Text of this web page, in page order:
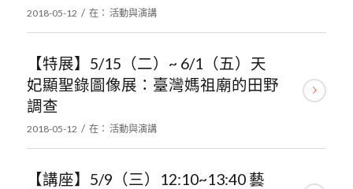
2018-05-12 / 在： 活動與演講
【特展】5/15（二）~ 6/1（五）天
妃顯聖錄圖像展：臺灣媽祖廟的田野
調查
2018-05-12 / 在： 活動與演講
【講座】5/9（三）12:10~13:40 藝